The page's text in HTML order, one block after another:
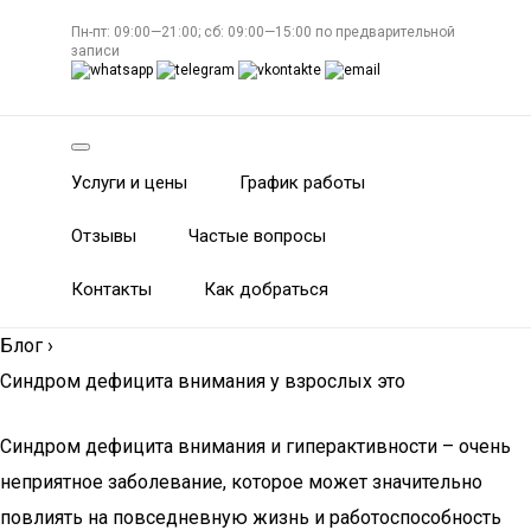
Пн-пт: 09:00—21:00; сб: 09:00—15:00 по предварительной
записи
Услуги и цены График работы
Отзывы Частые вопросы
Контакты Как добраться
Блог ›
Синдром дефицита внимания у взрослых это
Синдром дефицита внимания и гиперактивности – очень
неприятное заболевание, которое может значительно
повлиять на повседневную жизнь и работоспособность